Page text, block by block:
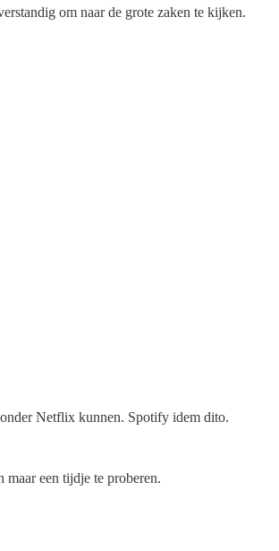
om naar de grote zaken te kijken.
Netflix kunnen. Spotify idem dito.
maar een tijdje te proberen.